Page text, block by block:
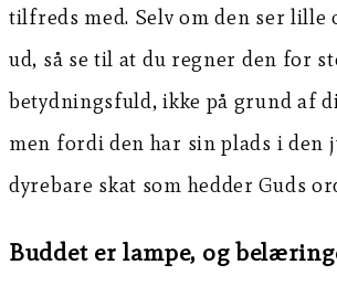
tilfreds med. Selv om den ser lille
ud, så se til at du regner den for
betydningsfuld, ikke på grund af
men fordi den har sin plads i den
dyrebare skat som hedder Guds
Buddet er lampe, og